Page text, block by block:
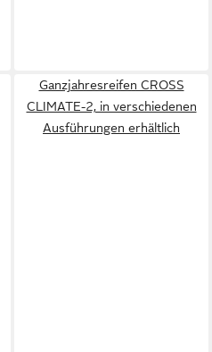
Ganzjahresreifen CROSS
CLIMATE-2, in verschiedenen
Ausführungen erhältlich